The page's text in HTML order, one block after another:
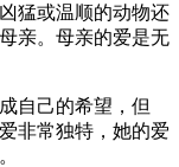
猛或温顺的动物还
亲。母亲的爱是无
自己的希望，但
非常独特，她的爱